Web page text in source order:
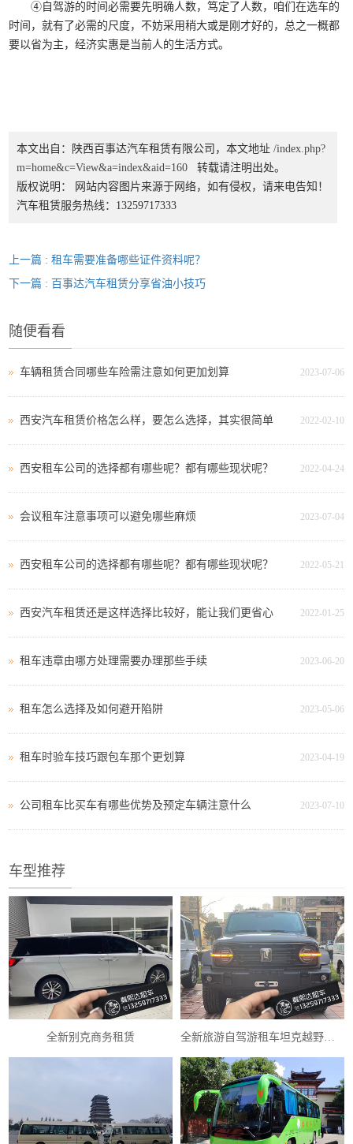
④自驾游的时间必需要先明确人数，笃定了人数，咱们在选车的
时间，就有了必需的尺度，不妨采用稍大或是刚才好的，总之一概都
要以省为主，经济实惠是当前人的生活方式。
本文出自：陕西百事达汽车租赁有限公司，本文地址/index.php?
m=home&c=View&a=index&aid=160 转载请注明出处。
版权说明： 网站内容图片来源于网络，如有侵权，请来电告知！
汽车租赁服务热线：13259717333
上一篇 : 租车需要准备哪些证件资料呢？
下一篇 : 百事达汽车租赁分享省油小技巧
随便看看
2023-07-06
车辆租赁合同哪些车险需注意如何更加划算
2022-02-10
西安汽车租赁价格怎么样，要怎么选择，其实很简单
2022-04-24
西安租车公司的选择都有哪些呢？都有哪些现状呢？
2023-07-04
会议租车注意事项可以避免哪些麻烦
2022-05-21
西安租车公司的选择都有哪些呢？都有哪些现状呢？
2022-01-25
西安汽车租赁还是这样选择比较好，能让我们更省心
2023-06-20
租车违章由哪方处理需要办理那些手续
2023-05-06
租车怎么选择及如何避开陷阱
2023-04-19
租车时验车技巧跟包车那个更划算
2023-07-10
公司租车比买车有哪些优势及预定车辆注意什么
车型推荐
全新别克商务租赁 全新旅游自驾游租车坦克越野车租赁